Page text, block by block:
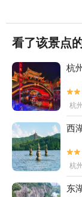
三毛滑雪乐园+
恋博物馆+镜湖湿
区+绍兴鲁迅故居
+新昌固定翼体验
+诸暨剧院+绍兴
+衢州神农殿+
+兰亭+诸暨市岭
地+镜湖乐园+衢
游
看了该景点
杭
杭州
西
杭
东